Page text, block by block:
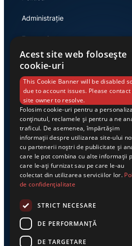
Administrație
Economie
Link-uri utile
Despre noi
Casa de editură Exclusiv
Acest site web folosește
cookie-uri
This Cookie Banner will be disabled
due to account issues. Please contact
site owner to resolve.
Folosim cookie-uri pentru a personaliza
conținutul, reclamele și pentru a ne
traficul. De asemenea, împărtășim
informații despre utilizarea site-ului
cu partenerii noștri de publicitate și
care le pot combina cu alte informații
care le-ați furnizat sau pe care le-au
colectat din utilizarea serviciilor lor.
de confidențialitate
STRICT NECESARE
DE PERFORMANȚĂ
DE TARGETARE